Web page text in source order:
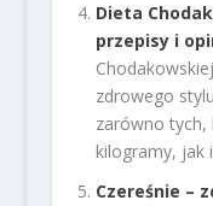
Dieta
przepisy i
zdrowego
zarówno tych,
kilogramy, jak
Czereśnie –